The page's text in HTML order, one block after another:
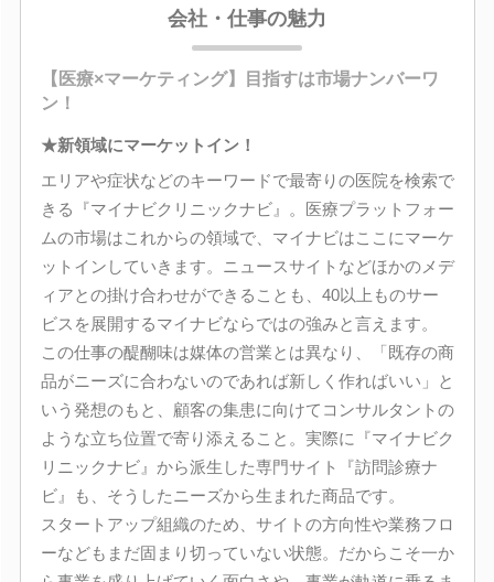
会社・仕事の魅力
【医療×マーケティング】目指すは市場ナンバーワ
ン！
★新領域にマーケットイン！
エリアや症状などのキーワードで最寄りの医院を検索で
きる『マイナビクリニックナビ』。医療プラットフォー
ムの市場はこれからの領域で、マイナビはここにマーケ
ットインしていきます。ニュースサイトなどほかのメデ
ィアとの掛け合わせができることも、40以上ものサー
ビスを展開するマイナビならではの強みと言えます。
この仕事の醍醐味は媒体の営業とは異なり、「既存の商
品がニーズに合わないのであれば新しく作ればいい」と
いう発想のもと、顧客の集患に向けてコンサルタントの
ような立ち位置で寄り添えること。実際に『マイナビク
リニックナビ』から派生した専門サイト『訪問診療ナ
ビ』も、そうしたニーズから生まれた商品です。
スタートアップ組織のため、サイトの方向性や業務フロ
ーなどもまだ固まり切っていない状態。だからこそ一か